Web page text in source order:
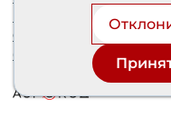
Политика
Финансирование
банка дом.рф
Разработка и